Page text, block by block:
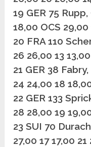
19 GER 75
18,00 OCS 29,00
20 FRA 110
26 26,00 13
21 GER 38
24 24,00 18
22 GER 133
28 28,00 19
23 SUI 70
27,00 17 17,00